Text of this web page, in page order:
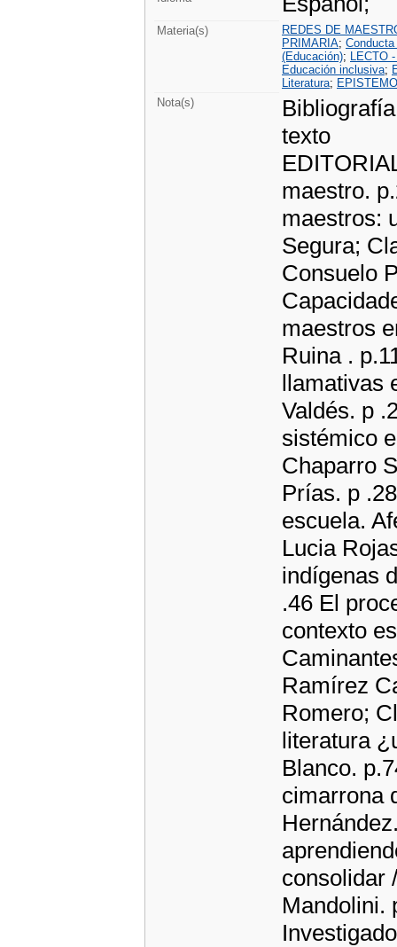
Materia(s)
REDES DE
PRIMARIA;
(Educación); LECTO
Educación inclusiva;
Literatura;
Nota(s)
texto
maestro.
maestros:
Segura;
Consuelo
maestros
Ruina .
llamativas
Valdés. p
sistémico
Chaparro
Prías. p
escuela.
Lucia
indígenas
.46 El
contexto
Ramírez
Romero;
literatura
Blanco.
cimarrona
consolidar
Mandolini.